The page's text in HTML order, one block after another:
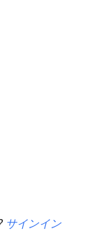
サインイン